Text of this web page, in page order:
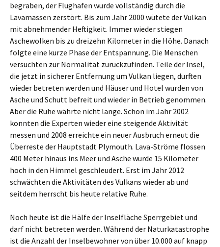
begraben, der Flughafen wurde vollständig durch die
Lavamassen zerstört. Bis zum Jahr 2000 wütete der Vulkan
mit abnehmender Heftigkeit. Immer wieder stiegen
Aschewolken bis zu dreizehn Kilometer in die Höhe. Danach
folgte eine kurze Phase der Entspannung. Die Menschen
versuchten zur Normalität zurückzufinden. Teile der Insel,
die jetzt in sicherer Entfernung um Vulkan liegen, durften
wieder betreten werden und Häuser und Hotel wurden von
Asche und Schutt befreit und wieder in Betrieb genommen.
Aber die Ruhe währte nicht lange. Schon im Jahr 2002
konnten die Experten wieder eine steigende Aktivität
messen und 2008 erreichte ein neuer Ausbruch erneut die
Überreste der Hauptstadt Plymouth. Lava-Ströme flossen
400 Meter hinaus ins Meer und Asche wurde 15 Kilometer
hoch in den Himmel geschleudert. Erst im Jahr 2012
schwächten die Aktivitäten des Vulkans wieder ab und
seitdem herrscht bis heute relative Ruhe.
Noch heute ist die Hälfe der Inselfläche Sperrgebiet und
darf nicht betreten werden. Während der Naturkatastrophe
ist die Anzahl der Inselbewohner von über 10.000 auf knapp